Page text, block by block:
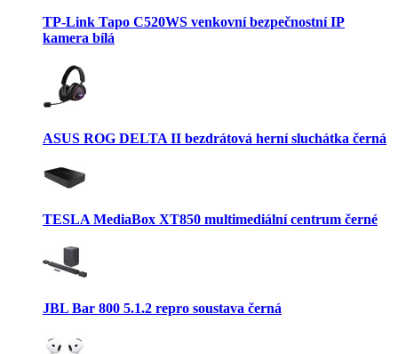
TP-Link Tapo C520WS venkovní bezpečnostní IP
kamera bílá
ASUS ROG DELTA II bezdrátová herní sluchátka černá
TESLA MediaBox XT850 multimediální centrum černé
JBL Bar 800 5.1.2 repro soustava černá